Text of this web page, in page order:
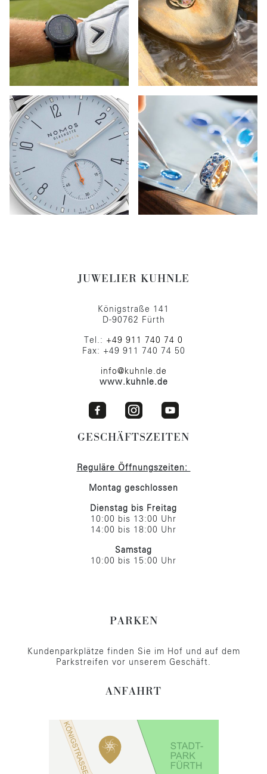
JUWELIER KUHNLE
Königstraße 141
D-90762 Fürth
Tel.: +49 911 740 74 0
Fax: +49 911 740 74 50
info@kuhnle.de
www.kuhnle.de
GESCHÄFTSZEITEN
Reguläre Öffnungszeiten:
Montag geschlossen
Dienstag bis Freitag
10:00 bis 13:00 Uhr
14:00 bis 18:00 Uhr
Samstag
10:00 bis 15:00 Uhr
PARKEN
Kundenparkplätze finden Sie im Hof und auf dem
Parkstreifen vor unserem Geschäft.
ANFAHRT